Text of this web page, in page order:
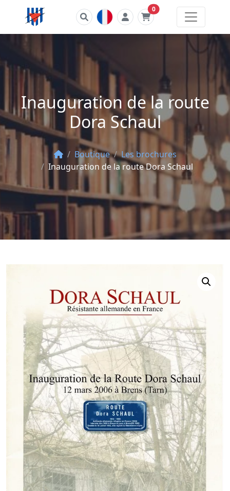
0Number product
Inauguration de la route
Dora Schaul
Boutique
Les brochures
Inauguration de la route Dora Schaul